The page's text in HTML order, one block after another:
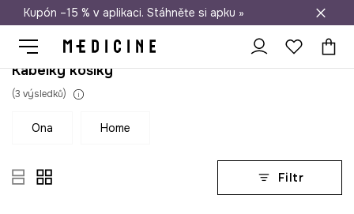
Doprava zdarma při nákupu nad 1 200 Kč
Kupón –15 % v aplikaci. Stáhněte si apku »
Kabelky košíky
(3 výsledků)
ona home
Filtr